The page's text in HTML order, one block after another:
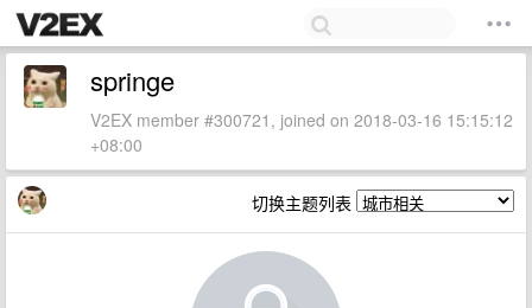
springe
V2EX member #300721, joined on 2018-03-16 15:15:12
+08:00
切换主题列表